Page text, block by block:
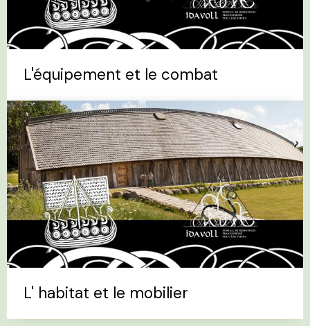
L'équipement et le combat
L' habitat et le mobilier